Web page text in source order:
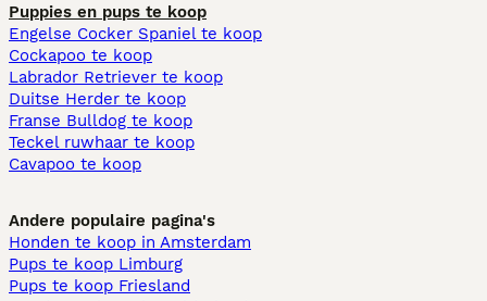
Puppies en pups te koop
Engelse Cocker Spaniel te koop
Cockapoo te koop
Labrador Retriever te koop
Duitse Herder te koop
Franse Bulldog te koop
Teckel ruwhaar te koop
Cavapoo te koop
Andere populaire pagina's
Honden te koop in Amsterdam
Pups te koop Limburg​
Pups te koop Friesland​